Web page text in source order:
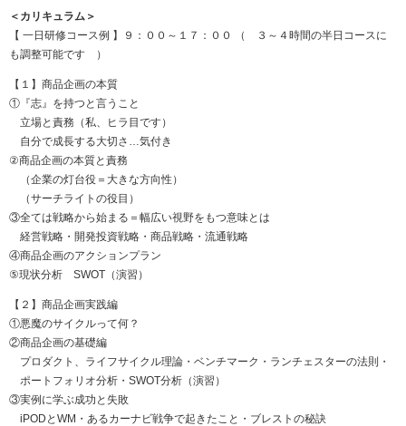
＜カリキュラム＞
【 一日研修コース例 】９：００～１７：００ （ ３～４時間の半日コースに
も調整可能です ）
【１】商品企画の本質
①『志』を持つと言うこと
立場と責務（私、ヒラ目です）
自分で成長する大切さ…気付き
②商品企画の本質と責務
（企業の灯台役＝大きな方向性）
（サーチライトの役目）
③全ては戦略から始まる＝幅広い視野をもつ意味とは
経営戦略・開発投資戦略・商品戦略・流通戦略
④商品企画のアクションプラン
⑤現状分析 SWOT（演習）
【２】商品企画実践編
①悪魔のサイクルって何？
②商品企画の基礎編
プロダクト、ライフサイクル理論・ベンチマーク・ランチェスターの法則・
ポートフォリオ分析・SWOT分析（演習）
③実例に学ぶ成功と失敗
iPODとWM・あるカーナビ戦争で起きたこと・ブレストの秘訣